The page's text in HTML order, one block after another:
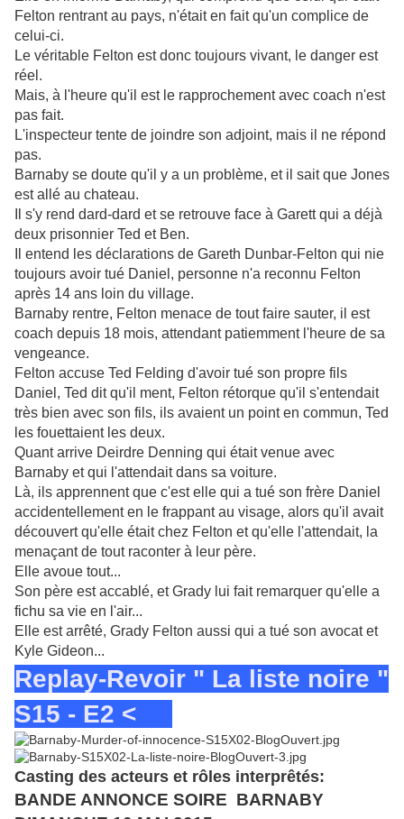
Felton rentrant au pays, n'était en fait qu'un complice de
celui-ci.
Le véritable Felton est donc toujours vivant, le danger est
réel.
Mais, à l'heure qu'il est le rapprochement avec coach n'est
pas fait.
L'inspecteur tente de joindre son adjoint, mais il ne répond
pas.
Barnaby se doute qu'il y a un problème, et il sait que Jones
est allé au chateau.
Il s'y rend dard-dard et se retrouve face à Garett qui a déjà
deux prisonnier Ted et Ben.
Il entend les déclarations de Gareth Dunbar-Felton qui nie
toujours avoir tué Daniel, personne n'a reconnu Felton
après 14 ans loin du village.
Barnaby rentre, Felton menace de tout faire sauter, il est
coach depuis 18 mois, attendant patiemment l'heure de sa
vengeance.
Felton accuse Ted Felding d'avoir tué son propre fils
Daniel, Ted dit qu'il ment, Felton rétorque qu'il s'entendait
très bien avec son fils, ils avaient un point en commun, Ted
les fouettaient les deux.
Quant arrive Deirdre Denning qui était venue avec
Barnaby et qui l'attendait dans sa voiture.
Là, ils apprennent que c'est elle qui a tué son frère Daniel
accidentellement en le frappant au visage, alors qu'il avait
découvert qu'elle était chez Felton et qu'elle l'attendait, la
menaçant de tout raconter à leur père.
Elle avoue tout...
Son père est accablé, et Grady lui fait remarquer qu'elle a
fichu sa vie en l'air...
Elle est arrêté, Grady Felton aussi qui a tué son avocat et
Kyle Gideon...
Replay-Revoir " La liste noire "
S15 - E2 <
Casting des acteurs et rôles interprêtés:
BANDE ANNONCE SOIRE BARNABY